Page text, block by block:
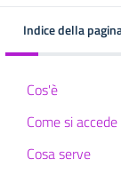
Indice della
Cos'è
Come si
Cosa serve